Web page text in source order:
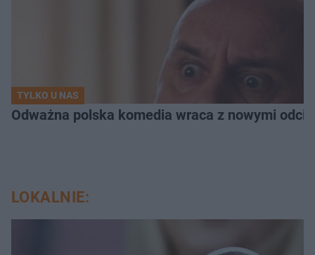
TYLKO U NAS
Odważna polska komedia wraca z nowymi
LOKALNIE: